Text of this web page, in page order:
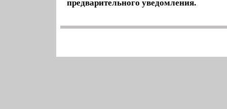
предварительного уведомления.